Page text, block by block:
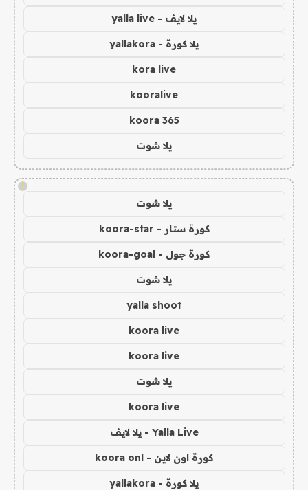
يلا لايف - yalla live
يلا كورة - yallakora
kora live
kooralive
koora 365
يلا شوت
!
يلا شوت
كورة ستار - koora-star
كورة جول - koora-goal
يلا شوت
yalla shoot
koora live
koora live
يلا شوت
koora live
Yalla Live - يلا لايف
كورة اون لاين - koora onl
يلا كورة - yallakora